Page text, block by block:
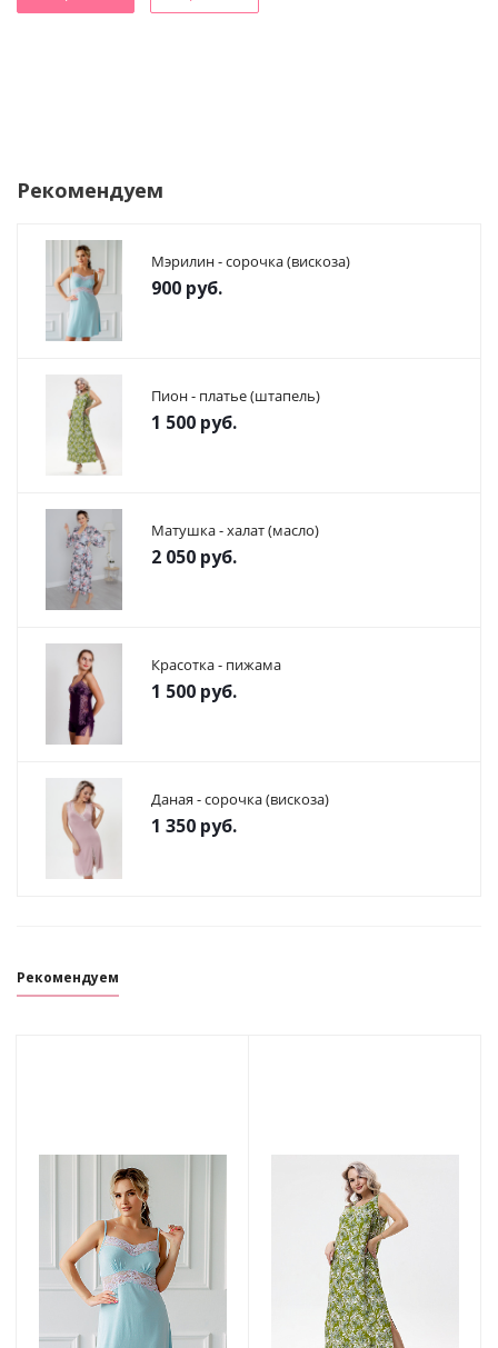
Рекомендуем
Мэрилин - сорочка (вискоза)
900 руб.
Пион - платье (штапель)
1 500 руб.
Матушка - халат (масло)
2 050 руб.
Красотка - пижама
1 500 руб.
Даная - сорочка (вискоза)
1 350 руб.
Рекомендуем